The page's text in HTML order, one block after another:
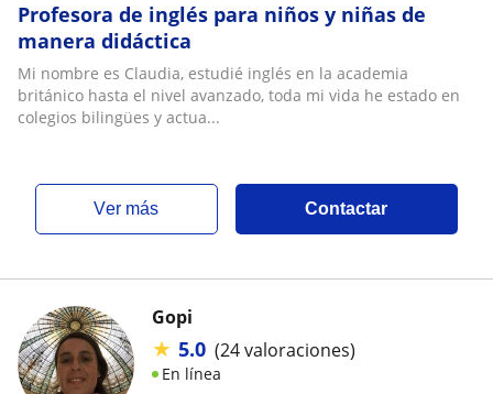
Profesora de inglés para niños y niñas de
manera didáctica
Mi nombre es Claudia, estudié inglés en la academia
británico hasta el nivel avanzado, toda mi vida he estado en
colegios bilingües y actua...
ver más Contactar
Gopi
★ 5.0 (24 valoraciones)
En línea